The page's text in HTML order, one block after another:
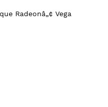
Radeonâ„¢ Vega